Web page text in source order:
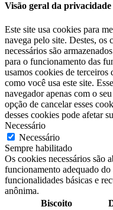
Visão geral da privacidade
Este site usa cookies para
navega pelo site. Destes, os
necessários são
para o funcionamento das
usamos cookies de terceiros
como você usa este site.
navegador apenas com o
opção de cancelar esses
desses cookies pode afetar
Necessário
Necessário
Sempre habilitado
Os cookies necessários são
funcionamento adequado
funcionalidades básicas e
anônima.
Biscoito